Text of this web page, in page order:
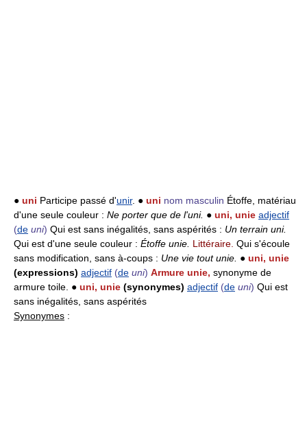
● uni Participe passé d'unir. ● uni nom masculin Étoffe, matériau
d'une seule couleur : Ne porter que de l'uni. ● uni, unie adjectif
(de uni) Qui est sans inégalités, sans aspérités : Un terrain uni.
Qui est d'une seule couleur : Étoffe unie. Littéraire. Qui s'écoule
sans modification, sans à-coups : Une vie tout unie. ● uni, unie
(expressions) adjectif (de uni) Armure unie, synonyme de
armure toile. ● uni, unie (synonymes) adjectif (de uni) Qui est
sans inégalités, sans aspérités
Synonymes :